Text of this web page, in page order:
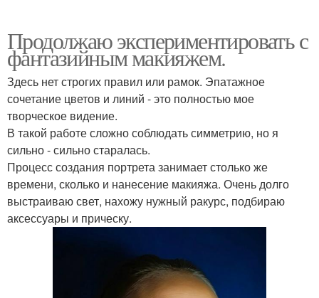
Продолжаю экспериментировать с
фантазийным макияжем.
Здесь нет строгих правил или рамок. Эпатажное
сочетание цветов и линий - это полностью мое
творческое видение.
В такой работе сложно соблюдать симметрию, но я
сильно - сильно старалась.
Процесс создания портрета занимает столько же
времени, сколько и нанесение макияжа. Очень долго
выстраиваю свет, нахожу нужный ракурс, подбираю
аксессуары и прическу.